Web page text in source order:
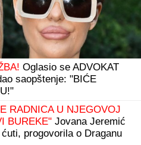
Oglasio se ADVOKAT
saopštenje: "BIĆE
RADNICA U NJEGOVOJ
BUREKE" Jovana Jeremić
progovorila o Draganu